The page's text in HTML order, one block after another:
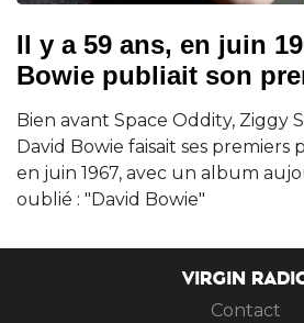
Il y a 59 ans, en juin
Bowie publiait son
Bien avant Space Oddity, Ziggy
David Bowie faisait ses premiers
en juin 1967, avec un album
oublié : "David Bowie"
VIRGIN
Contact